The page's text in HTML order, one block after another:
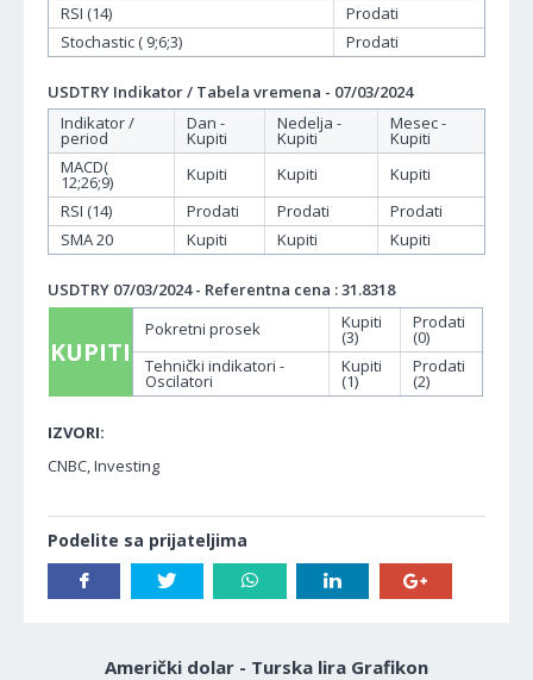
RSI (14)
Prodati
Stochastic ( 9;6;3)
Prodati
USDTRY Indikator / Tabela vremena - 07/03/2024
Indikator /
period
Dan -
Kupiti
Nedelja -
Kupiti
Mesec -
Kupiti
MACD(
12;26;9) Kupiti Kupiti
Kupiti
RSI (14)
Prodati Prodati
Prodati
SMA 20
Kupiti Kupiti Kupiti
USDTRY 07/03/2024 - Referentna cena : 31.8318
KUPITI
Pokretni prosek Kupiti
(3)
Prodati
(0)
Tehnički indikatori -
Oscilatori
Kupiti
(1)
Prodati
(2)
IZVORI:
CNBC, Investing
Podelite sa prijateljima
Američki dolar - Turska lira Grafikon